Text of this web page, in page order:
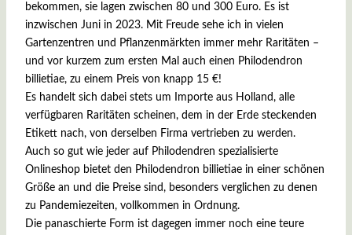
bekommen, sie lagen zwischen 80 und 300 Euro. Es ist
inzwischen Juni in 2023. Mit Freude sehe ich in vielen
Gartenzentren und Pflanzenmärkten immer mehr Raritäten –
und vor kurzem zum ersten Mal auch einen Philodendron
billietiae, zu einem Preis von knapp 15 €!
Es handelt sich dabei stets um Importe aus Holland, alle
verfügbaren Raritäten scheinen, dem in der Erde steckenden
Etikett nach, von derselben Firma vertrieben zu werden.
Auch so gut wie jeder auf Philodendren spezialisierte
Onlineshop bietet den Philodendron billietiae in einer schönen
Größe an und die Preise sind, besonders verglichen zu denen
zu Pandemiezeiten, vollkommen in Ordnung.
Die panaschierte Form ist dagegen immer noch eine teure